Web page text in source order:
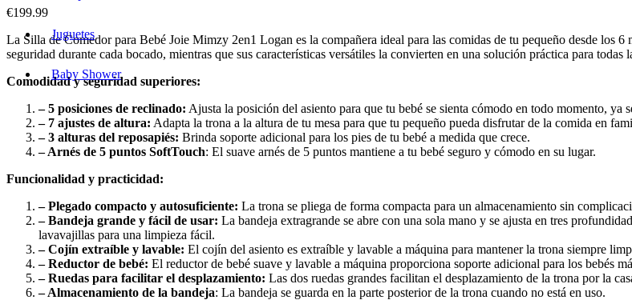
Juguetes
Baby Shower
€199.99
La Silla de Comedor para Bebé Joie Mimzy 2en1 Logan es la compañera ideal para las comidas de tu pequeño desde los
seguridad durante cada bocado, mientras que sus características versátiles la convierten en una solución práctica para todas
Comodidad y seguridad superiores:
– 5 posiciones de reclinado: Ajusta la posición del asiento para que tu bebé se sienta cómodo en todo momento, ya
– 7 ajustes de altura: Adapta la trona a la altura de tu mesa para que tu pequeño pueda disfrutar de la comida en
– 3 alturas del reposapiés: Brinda soporte adicional para los pies de tu bebé a medida que crece.
– Arnés de 5 puntos SoftTouch: El suave arnés de 5 puntos mantiene a tu bebé seguro y cómodo en su lugar.
Funcionalidad y practicidad:
– Plegado compacto y autosuficiente: La trona se pliega de forma compacta para un almacenamiento sin
– Bandeja grande y fácil de usar: La bandeja extragrande se abre con una sola mano y se ajusta en tres
lavavajillas para una limpieza fácil.
– Cojín extraíble y lavable: El cojín del asiento es extraíble y lavable a máquina para mantener la trona siempre
– Reductor de bebé: El reductor de bebé suave y lavable a máquina proporciona soporte adicional para los bebés
– Ruedas para facilitar el desplazamiento: Las dos ruedas grandes facilitan el desplazamiento de la trona por la
– Almacenamiento de la bandeja: La bandeja se guarda en la parte posterior de la trona cuando no está en uso.